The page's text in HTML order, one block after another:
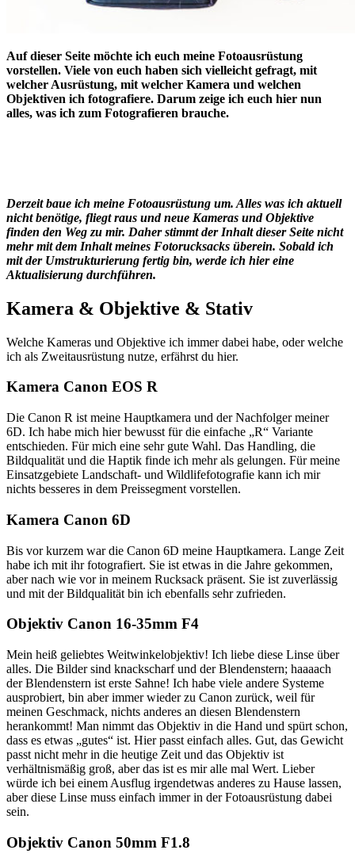
Auf dieser Seite möchte ich euch meine Fotoausrüstung
vorstellen. Viele von euch haben sich vielleicht gefragt, mit
welcher Ausrüstung, mit welcher Kamera und welchen
Objektiven ich fotografiere. Darum zeige ich euch hier nun
alles, was ich zum Fotografieren brauche.
Derzeit baue ich meine Fotoausrüstung um. Alles was ich aktuell
nicht benötige, fliegt raus und neue Kameras und Objektive
finden den Weg zu mir. Daher stimmt der Inhalt dieser Seite nicht
mehr mit dem Inhalt meines Fotorucksacks überein. Sobald ich
mit der Umstrukturierung fertig bin, werde ich hier eine
Aktualisierung durchführen.
Kamera & Objektive & Stativ
Welche Kameras und Objektive ich immer dabei habe, oder welche
ich als Zweitausrüstung nutze, erfährst du hier.
Kamera Canon EOS R
Die Canon R ist meine Hauptkamera und der Nachfolger meiner
6D. Ich habe mich hier bewusst für die einfache „R“ Variante
entschieden. Für mich eine sehr gute Wahl. Das Handling, die
Bildqualität und die Haptik finde ich mehr als gelungen. Für meine
Einsatzgebiete Landschaft- und Wildlifefotografie kann ich mir
nichts besseres in dem Preissegment vorstellen.
Kamera Canon 6D
Bis vor kurzem war die Canon 6D meine Hauptkamera. Lange Zeit
habe ich mit ihr fotografiert. Sie ist etwas in die Jahre gekommen,
aber nach wie vor in meinem Rucksack präsent. Sie ist zuverlässig
und mit der Bildqualität bin ich ebenfalls sehr zufrieden.
Objektiv Canon 16-35mm F4
Mein heiß geliebtes Weitwinkelobjektiv! Ich liebe diese Linse über
alles. Die Bilder sind knackscharf und der Blendenstern; haaaach
der Blendenstern ist erste Sahne! Ich habe viele andere Systeme
ausprobiert, bin aber immer wieder zu Canon zurück, weil für
meinen Geschmack, nichts anderes an diesen Blendenstern
herankommt! Man nimmt das Objektiv in die Hand und spürt schon,
dass es etwas „gutes“ ist. Hier passt einfach alles. Gut, das Gewicht
passt nicht mehr in die heutige Zeit und das Objektiv ist
verhältnismäßig groß, aber das ist es mir alle mal Wert. Lieber
würde ich bei einem Ausflug irgendetwas anderes zu Hause lassen,
aber diese Linse muss einfach immer in der Fotoausrüstung dabei
sein.
Objektiv Canon 50mm F1.8